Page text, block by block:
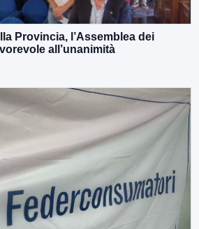
Provincia, l’Assemblea dei
all’unanimità